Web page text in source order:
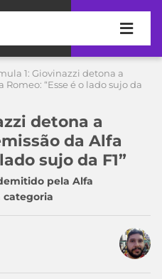
1: Giovinazzi detona a
“Esse é o lado sujo da
detona a
da Alfa
sujo da F1”
pela Alfa
categoria